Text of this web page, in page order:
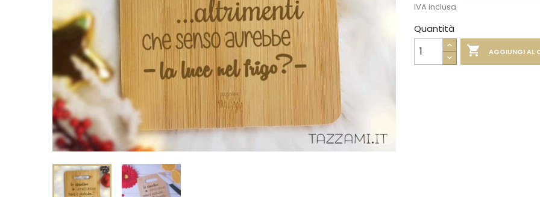
IVA inclusa
Quantità
 AGGIUNGI AL